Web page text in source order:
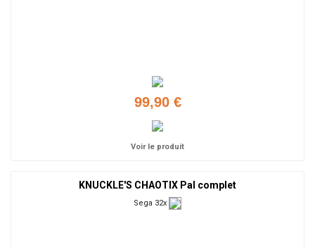
99,90 €
Voir le produit
KNUCKLE'S CHAOTIX Pal complet
Sega 32x